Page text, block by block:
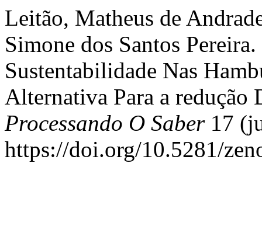
Leitão, Matheus de
Simone dos Santos
Sustentabilidade Nas
Alternativa Para a
Processando O Saber17
https://doi.org/10.5281/